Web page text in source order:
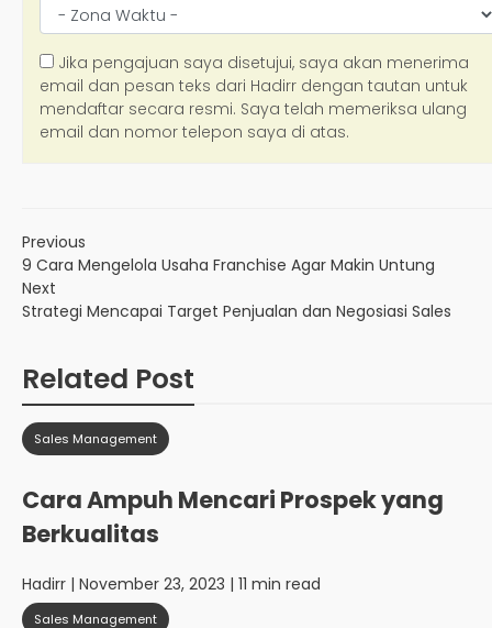
Previous
9 Cara Mengelola Usaha Franchise Agar Makin Untung
Next
Strategi Mencapai Target Penjualan dan Negosiasi Sales
Related Post
Sales Management
Cara Ampuh Mencari Prospek yang
Berkualitas
Hadirr | November 23, 2023 | 11 min read
Sales Management